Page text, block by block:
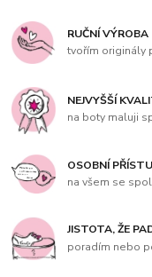
RUČNÍ VÝROBA
tvořím originály
NEJVYŠŠÍ
na boty maluji
OSOBNÍ
na všem se
JISTOTA, ŽE
poradím nebo